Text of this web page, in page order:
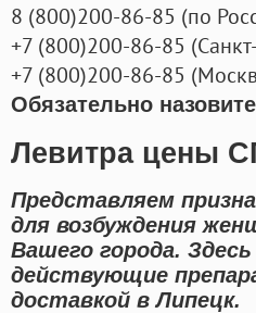
8 (800)200-86-85 (по
+7 (800)200-86-85 (
+7 (800)200-86-85 (
Обязательно
Левитра цены
Представляем
для возбуждения
Вашего города.
действующие
доставкой в Липецк.